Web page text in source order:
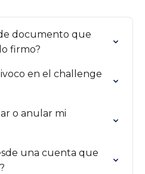
documento que
firmo?
en el challenge
o anular mi
una cuenta que